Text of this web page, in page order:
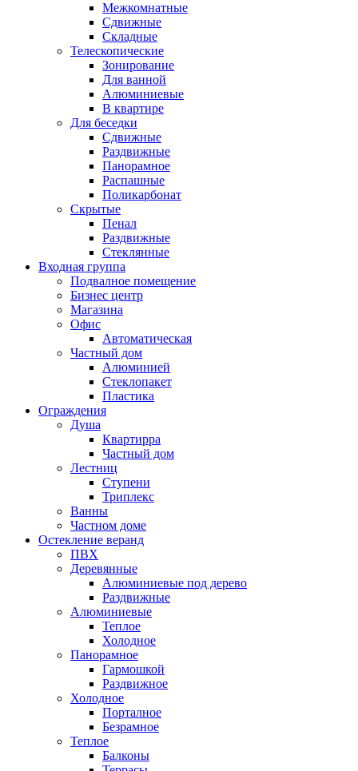
Межкомнатные
Сдвижные
Складные
Телескопические
Зонирование
Для ванной
Алюминиевые
В квартире
Для беседки
Сдвижные
Раздвижные
Панорамное
Распашные
Поликарбонат
Скрытые
Пенал
Раздвижные
Стеклянные
Входная группа
Подвалное помещение
Бизнес центр
Магазина
Офис
Автоматическая
Частный дом
Алюминией
Стеклопакет
Пластика
Ограждения
Душа
Квартирра
Частный дом
Лестниц
Ступени
Триплекс
Ванны
Частном доме
Остекление веранд
ПВХ
Деревянные
Алюминиевые под дерево
Раздвижные
Алюминиевые
Теплое
Холодное
Панорамное
Гармошкой
Раздвижное
Холодное
Порталное
Безрамное
Теплое
Балконы